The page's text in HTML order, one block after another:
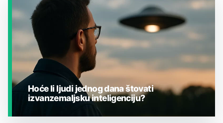
Hoće li ljudi jednog dana štovati
izvanzemaljsku inteligenciju?